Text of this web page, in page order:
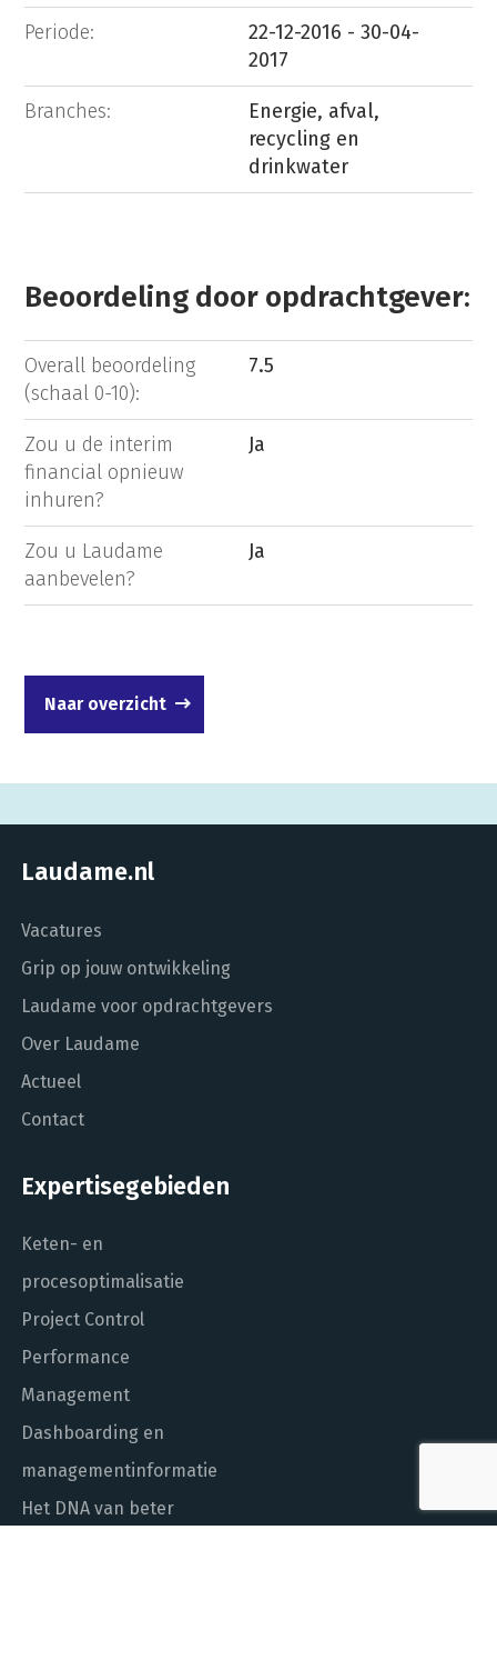
Periode:
22-12-2016 - 30-04-
2017
Branches:
Energie, afval,
recycling en
drinkwater
Beoordeling door opdrachtgever:
Overall beoordeling
(schaal 0-10):
7.5
Zou u de interim
financial opnieuw
inhuren?
Ja
Zou u Laudame
aanbevelen?
Ja
Naar overzicht
Laudame.nl
Vacatures
Grip op jouw ontwikkeling
Laudame voor opdrachtgevers
Over Laudame
Actueel
Contact
Expertisegebieden
Keten- en
procesoptimalisatie
Project Control
Performance
Management
Dashboarding en
managementinformatie
Het DNA van beter